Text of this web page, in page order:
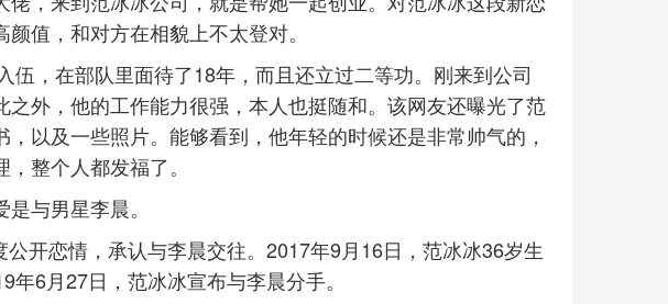
值，和对方在相貌上不太登对。
伍，在部队里面待了18年，而且还立过二等功。刚来到公司
之外，他的工作能力很强，本人也挺随和。该网友还曝光了范
以及一些照片。能够看到，他年轻的时候还是非常帅气的，
整个人都发福了。
与男星李晨。
开恋情，承认与李晨交往。2017年9月16日，范冰冰36岁生
6月27日，范冰冰宣布与李晨分手。